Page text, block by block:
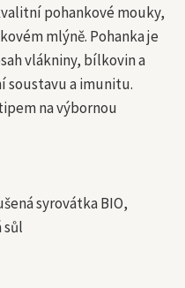
pohankové mouky,
mlýně. Pohanka je
vlákniny, bílkovin a
soustavu a imunitu.
na výbornou
syrovátka BIO,
sůl